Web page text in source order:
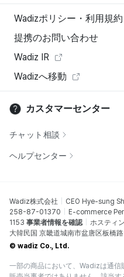
Wadizポリシー・利用規約
提携のお問い合わせ
Wadiz IR
Wadizへ移動
カスタマーセンター
チャット相談
ヘルプセンター
Wadiz株式会社 CEO Hye-sung
258-87-01370
E-commerce
1153 事業者情報を確認
ホスティ
大韓民国 京畿道城南市盆唐区板橋
© wadiz Co., Ltd.
一部の商品において、Wadizは通信